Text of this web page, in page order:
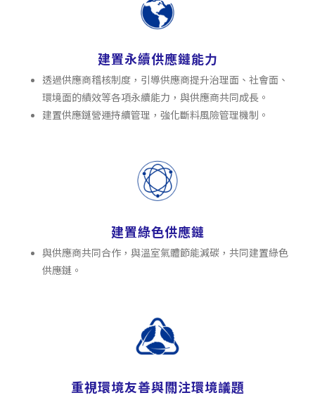
建置永續供應鏈能力
透過供應商稽核制度，引導供應商提升治理面、社會面、
環境面的績效等各項永續能力，與供應商共同成長。
建置供應鏈營運持續管理，強化斷料風險管理機制。
建置綠色供應鏈
與供應商共同合作，與溫室氣體節能減碳，共同建置綠色
供應鏈。
重視環境友善與關注環境議題